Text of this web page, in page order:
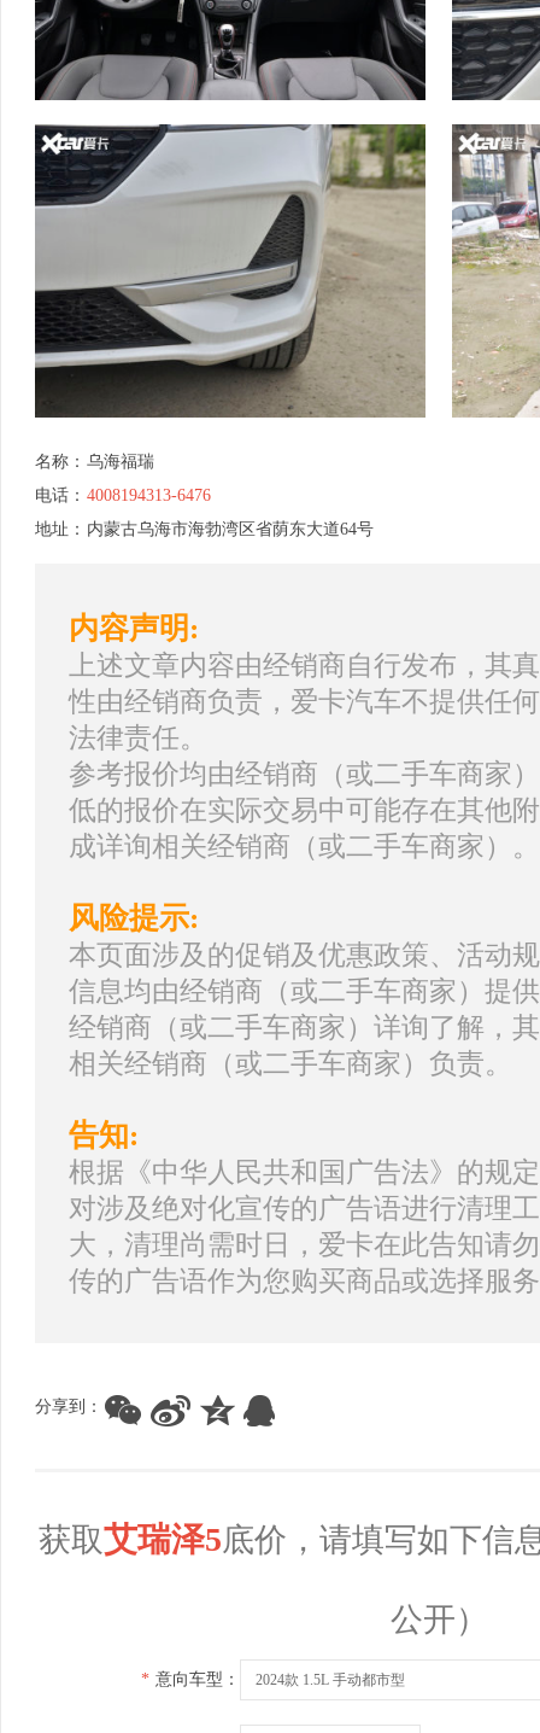
名称： 乌海福瑞
电话： 4008194313-6476
地址： 内蒙古乌海市海勃湾区省荫东大道64号
内容声明:
上述文章内容由经销商自行发布，其
性由经销商负责，爱卡汽车不提供任
法律责任。
参考报价均由经销商（或二手车商家
低的报价在实际交易中可能存在其他
成详询相关经销商（或二手车商家）。
风险提示:
本页面涉及的促销及优惠政策、活动
信息均由经销商（或二手车商家）提
经销商（或二手车商家）详询了解，
相关经销商（或二手车商家）负责。
告知:
根据《中华人民共和国广告法》的规
对涉及绝对化宣传的广告语进行清理
大，清理尚需时日，爱卡在此告知请
传的广告语作为您购买商品或选择服
分享到：
获取艾瑞泽5底价，请填写如下信
公开）
* 意向车型： 2024款 1.5L 手动都市型